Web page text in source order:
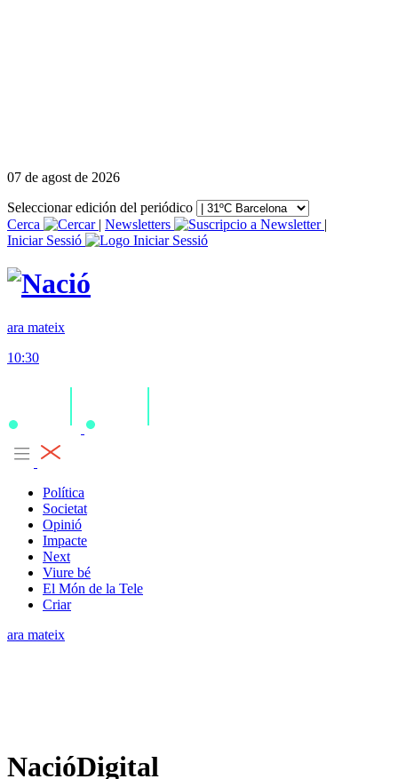
07 de agost de 2026
Seleccionar edición del periódico
Cerca
| Newsletters
|
Iniciar Sessió
ara mateix
10:30
Política
Societat
Opinió
Impacte
Next
Viure bé
El Món de la Tele
Criar
ara mateix
NacióDigital